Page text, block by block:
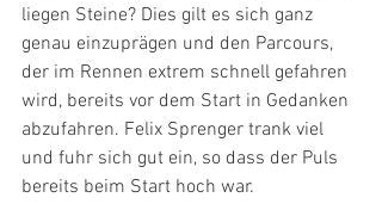
liegen Steine? Dies gilt es sich ganz
genau einzuprägen und den Parcours,
der im Rennen extrem schnell gefahren
wird, bereits vor dem Start in Gedanken
abzufahren. Felix Sprenger trank viel
und fuhr sich gut ein, so dass der Puls
bereits beim Start hoch war.